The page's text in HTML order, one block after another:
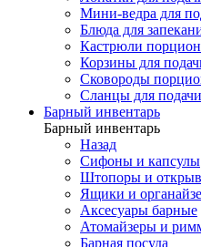
Мини-ведра для
Блюда для
Кастрюли
Корзины для
Сковороды
Сланцы для подачи
Барный инвентарь
Барный инвентарь
Назад
Сифоны и капсулы
Штопоры и
Ящики и
Аксесуары барные
Атомайзеры и
Барная посуда